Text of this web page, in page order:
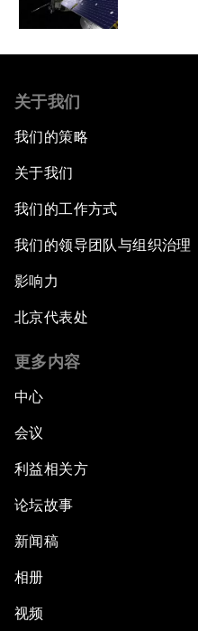
关于我们
我们的策略
关于我们
我们的工作方式
我们的领导团队与组织治理
影响力
北京代表处
更多内容
中心
会议
利益相关方
论坛故事
新闻稿
相册
视频